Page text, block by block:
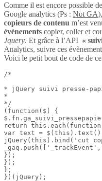
Comme il est encore possible
Google analytics (Ps : Not GA
copieurs de contenu m’est
évènements copier, coller et
Jquery. Et grâce à l’API «
Analytics, suivre ces
Voici le petit bout de code de
/*
* jQuery suivi presse-
*
*/
(function($) {
return
var text =
jQuery(this).bind('cut
});
});
};
})(jQuery);